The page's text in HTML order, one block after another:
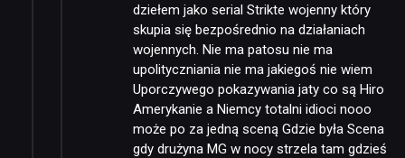
dziełem jako serial Strikte wojenny który
skupia się bezpośrednio na działaniach
wojennych. Nie ma patosu nie ma
upolityczniania nie ma jakiegoś nie wiem
Uporczywego pokazywania jaty co są Hiro
Amerykanie a Niemcy totalni idioci nooo
może po za jedną sceną Gdzie była Scena
gdy drużyna MG w nocy strzela tam gdzieś